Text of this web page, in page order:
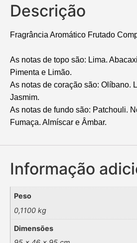
Descrição
Fragrância Aromático Frutado
As notas de topo são: Lima.
Pimenta e Limão.
As notas de coração são: Olíbano.
Jasmim.
As notas de fundo são: Patchouli.
Fumaça. Almíscar e Âmbar.
Informação
Peso
0,1100 kg
Dimensões